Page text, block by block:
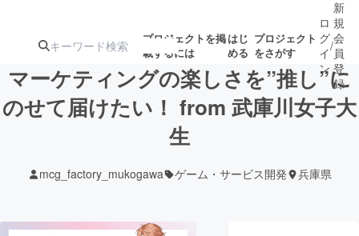
プロジェクトを掲
載するには
はじ
める
プロジェクト
をさがす
注目の新着プロ
ロ
グ
イ
ン
/
新
規
会
員
登
録
マーケティングの楽しさを”推し”に
のせて届けたい！ from 武庫川女子大
生
mcg_factory_mukogawa ゲーム・サービス開発 兵庫県